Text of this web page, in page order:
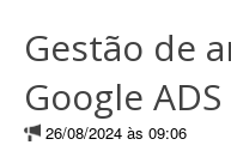
Gestão de
Google ADS
26/08/2024 às 09:06